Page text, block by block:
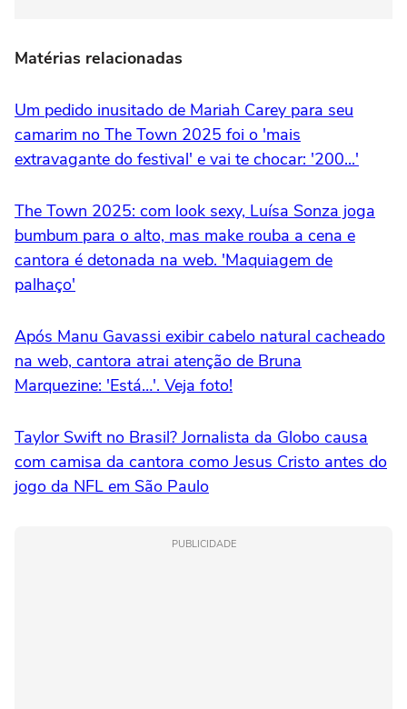
Matérias relacionadas
Um pedido inusitado de Mariah Carey para seu
camarim no The Town 2025 foi o 'mais
extravagante do festival' e vai te chocar: '200...'
The Town 2025: com look sexy, Luísa Sonza joga
bumbum para o alto, mas make rouba a cena e
cantora é detonada na web. 'Maquiagem de
palhaço'
Após Manu Gavassi exibir cabelo natural cacheado
na web, cantora atrai atenção de Bruna
Marquezine: 'Está…'. Veja foto!
Taylor Swift no Brasil? Jornalista da Globo causa
com camisa da cantora como Jesus Cristo antes do
jogo da NFL em São Paulo
PUBLICIDADE